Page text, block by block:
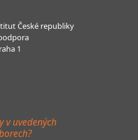
České republiky
1
v uvedených